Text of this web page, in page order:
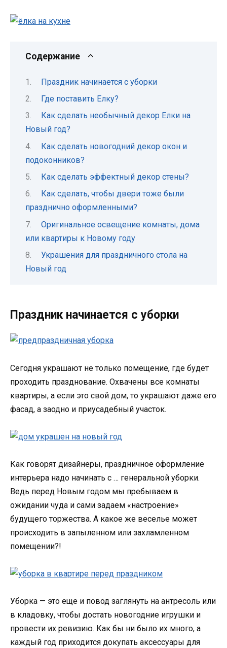
Содержание
Праздник начинается с уборки
Где поставить Елку?
Как сделать необычный декор Елки на
Новый год?
Как сделать новогодний декор окон и
подоконников?
Как сделать эффектный декор стены?
Как сделать, чтобы двери тоже были
празднично оформленными?
Оригинальное освещение комнаты, дома
или квартиры к Новому году
Украшения для праздничного стола на
Новый год
Праздник начинается с уборки
Сегодня украшают не только помещение, где будет
проходить празднование. Охвачены все комнаты
квартиры, а если это свой дом, то украшают даже его
фасад, а заодно и приусадебный участок.
Как говорят дизайнеры, праздничное оформление
интерьера надо начинать с … генеральной уборки.
Ведь перед Новым годом мы пребываем в
ожидании чуда и сами задаем «настроение»
будущего торжества. А какое же веселье может
происходить в запыленном или захламленном
помещении?!
Уборка — это еще и повод заглянуть на антресоль или
в кладовку, чтобы достать новогодние игрушки и
провести их ревизию. Как бы ни было их много, а
каждый год приходится докупать аксессуары для